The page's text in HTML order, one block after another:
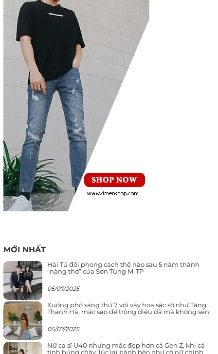
MỚI NHẤT
Hải Tú đổi phong cách thế nào sau 5 năm thành
“nàng thơ” của Sơn Tùng M-TP
05/07/2025
Xuống phố sáng thứ 7 với váy hoa sặc sỡ như Tăng
Thanh Hà, mặc sao để trông điệu đà mà không sến
05/07/2025
Nữ ca sĩ U40 nhưng mặc đẹp hơn cả Gen Z, khi cá
tính bùng cháy, lúc lại bánh bèo như cô nữ chính